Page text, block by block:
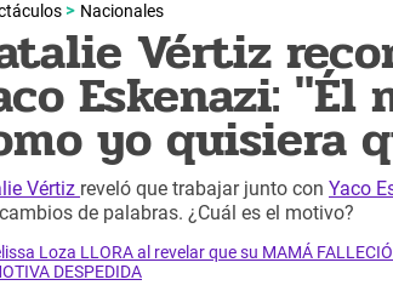
Nacionales
Vértiz
Eskenazi: "Él
yo quisiera
Vértiz reveló que trabajar junto con Yaco
de palabras. ¿Cuál es el motivo?
Loza LLORA al revelar que su MAMÁ
DESPEDIDA